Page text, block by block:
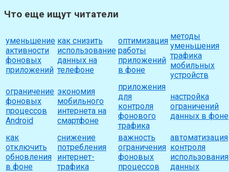
Что еще ищут читатели
уменьшение
активности
фоновых
приложений
как снизить
использование
данных на
телефоне
оптимизация
работы
приложений
в фоне
методы
уменьшения
трафика
мобильных
устройств
ограничение
фоновых
процессов
Android
экономия
мобильного
интернета на
смартфоне
приложения
для
контроля
фонового
трафика
настройка
ограничений
данных в фоне
как
отключить
обновления
в фоне
снижение
потребления
интернет-
трафика
важность
ограничения
фоновых
процессов
автоматизация
контроля
использования
данных